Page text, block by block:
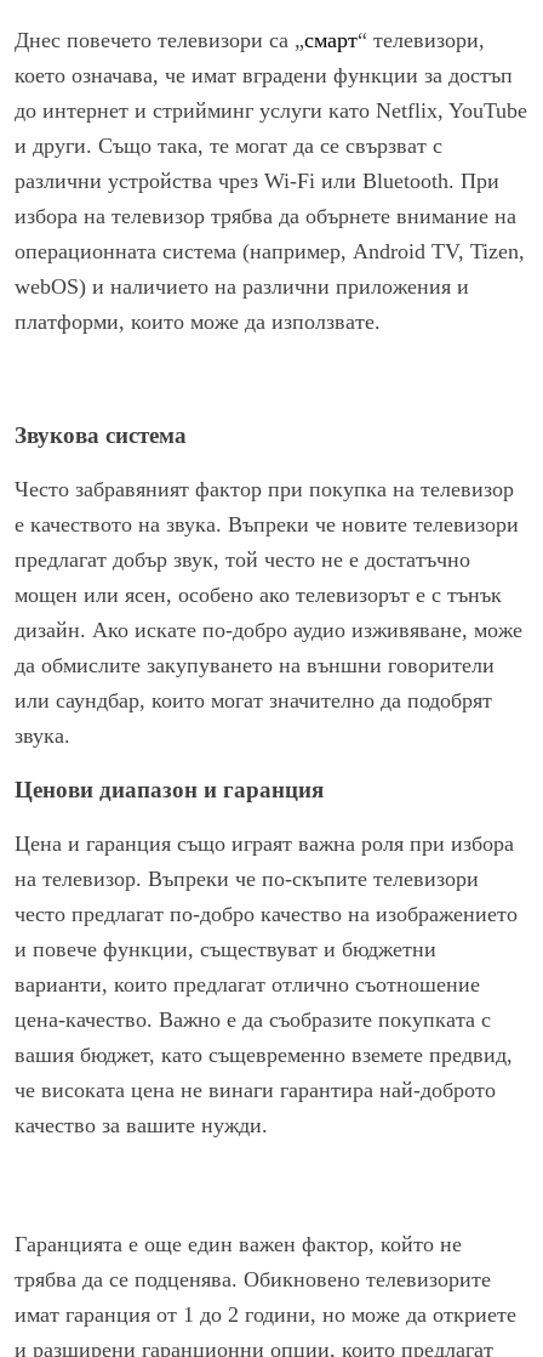
Днес повечето телевизори са „смарт“ телевизори,
което означава, че имат вградени функции за достъп
до интернет и стрийминг услуги като Netflix, YouTube
и други. Също така, те могат да се свързват с
различни устройства чрез Wi-Fi или Bluetooth. При
избора на телевизор трябва да обърнете внимание на
операционната система (например, Android TV, Tizen,
webOS) и наличието на различни приложения и
платформи, които може да използвате.
Звукова система
Често забравяният фактор при покупка на телевизор
е качеството на звука. Въпреки че новите телевизори
предлагат добър звук, той често не е достатъчно
мощен или ясен, особено ако телевизорът е с тънък
дизайн. Ако искате по-добро аудио изживяване, може
да обмислите закупуването на външни говорители
или саундбар, които могат значително да подобрят
звука.
Ценови диапазон и гаранция
Цена и гаранция също играят важна роля при избора
на телевизор. Въпреки че по-скъпите телевизори
често предлагат по-добро качество на изображението
и повече функции, съществуват и бюджетни
варианти, които предлагат отлично съотношение
цена-качество. Важно е да съобразите покупката с
вашия бюджет, като същевременно вземете предвид,
че високата цена не винаги гарантира най-доброто
качество за вашите нужди.
Гаранцията е още един важен фактор, който не
трябва да се подценява. Обикновено телевизорите
имат гаранция от 1 до 2 години, но може да откриете
и разширени гаранционни опции, които предлагат